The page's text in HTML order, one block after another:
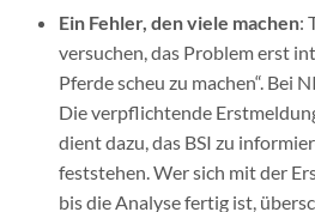
Ein Fehler, den viele machen:
versuchen, das Problem erst
Pferde scheu zu machen“. Bei
Die verpflichtende
dient dazu, das BSI zu
feststehen. Wer sich mit der
bis die Analyse fertig ist,